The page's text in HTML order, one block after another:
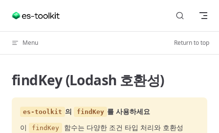
Skip to content
Menu Return to top
findKey (Lodash 호환성)
es-toolkit 의 findKey 를 사용하세요
이
findKey
함수는 다양한 조건 타입 처리와 호환성